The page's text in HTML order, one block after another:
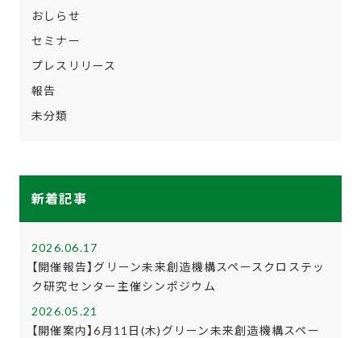
おしらせ
セミナー
プレスリリース
報告
未分類
新着記事
2026.06.17
【開催報告】グリーン未来創造機構スペースクロステッ
ク研究センター主催シンポジウム
2026.05.21
【開催案内】6月11日(木)グリーン未来創造機構スペー